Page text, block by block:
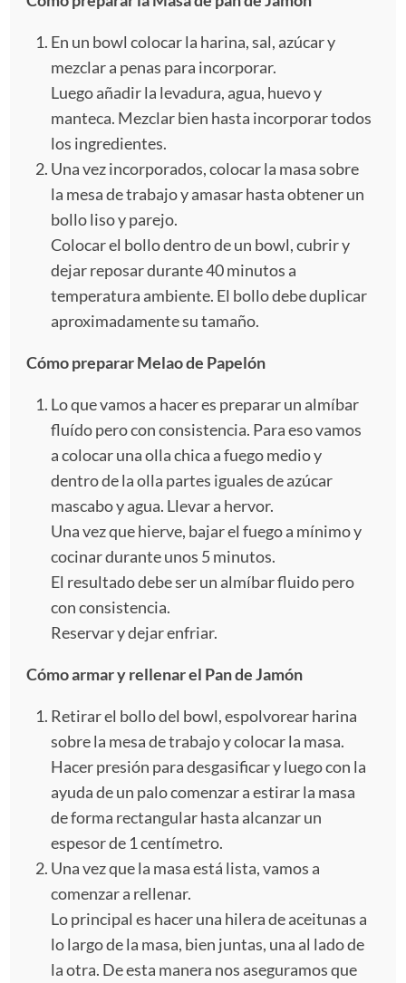
En un bowl colocar la harina, sal, azúcar y
mezclar a penas para incorporar.
Luego añadir la levadura, agua, huevo y
manteca. Mezclar bien hasta incorporar todos
los ingredientes.
Una vez incorporados, colocar la masa sobre
la mesa de trabajo y amasar hasta obtener un
bollo liso y parejo.
Colocar el bollo dentro de un bowl, cubrir y
dejar reposar durante 40 minutos a
temperatura ambiente. El bollo debe duplicar
aproximadamente su tamaño.
Cómo preparar Melao de Papelón
Lo que vamos a hacer es preparar un almíbar
fluído pero con consistencia. Para eso vamos
a colocar una olla chica a fuego medio y
dentro de la olla partes iguales de azúcar
mascabo y agua. Llevar a hervor.
Una vez que hierve, bajar el fuego a mínimo y
cocinar durante unos 5 minutos.
El resultado debe ser un almíbar fluido pero
con consistencia.
Reservar y dejar enfriar.
Cómo armar y rellenar el Pan de Jamón
Retirar el bollo del bowl, espolvorear harina
sobre la mesa de trabajo y colocar la masa.
Hacer presión para desgasificar y luego con la
ayuda de un palo comenzar a estirar la masa
de forma rectangular hasta alcanzar un
espesor de 1 centímetro.
Una vez que la masa está lista, vamos a
comenzar a rellenar.
Lo principal es hacer una hilera de aceitunas a
lo largo de la masa, bien juntas, una al lado de
la otra. De esta manera nos aseguramos que